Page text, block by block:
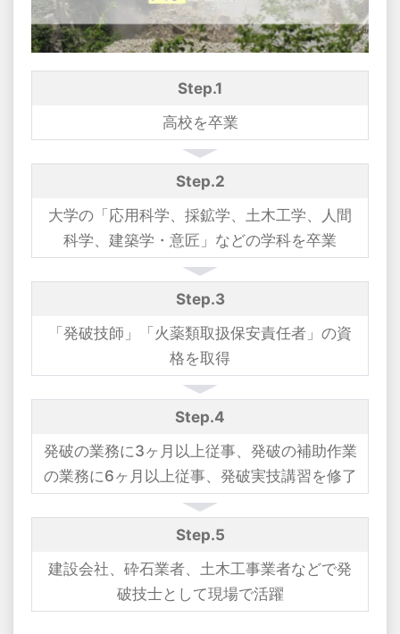
Step.1
高校を卒業
Step.2
大学の「応用科学、採鉱学、土木工学、人間
科学、建築学・意匠」などの学科を卒業
Step.3
「発破技師」「火薬類取扱保安責任者」の資
格を取得
Step.4
発破の業務に3ヶ月以上従事、発破の補助作業
の業務に6ヶ月以上従事、発破実技講習を修了
Step.5
建設会社、砕石業者、土木工事業者などで発
破技士として現場で活躍